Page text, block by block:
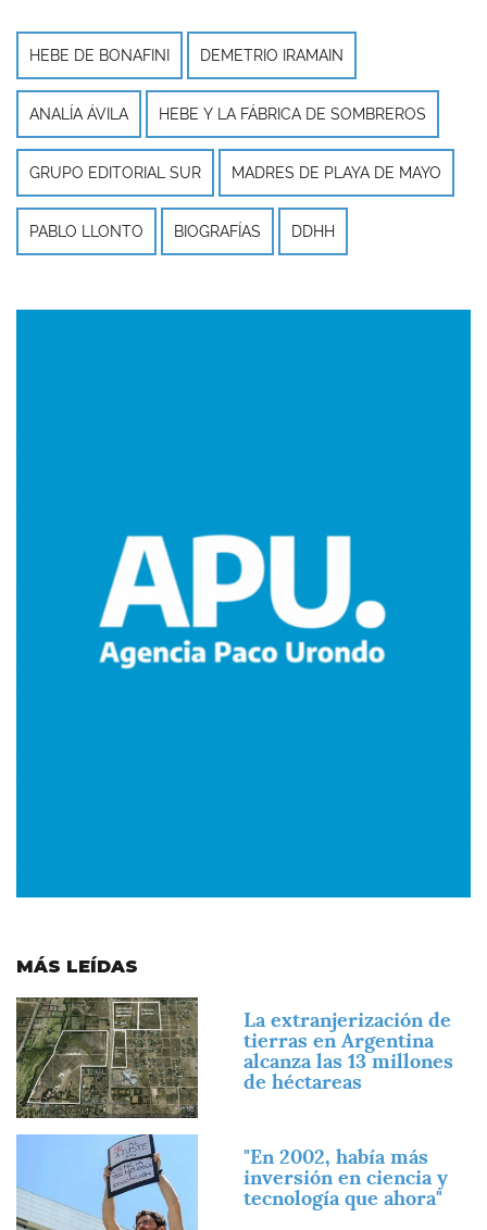
HEBE DE BONAFINI DEMETRIO IRAMAIN
ANALÍA ÁVILA HEBE Y LA FÁBRICA DE SOMBREROS
GRUPO EDITORIAL SUR MADRES DE PLAYA DE MAYO
PABLO LLONTO BIOGRAFÍAS DDHH
MÁS LEÍDAS
Imagen
La extranjerización de
tierras en Argentina
alcanza las 13 millones
de héctareas
"En 2002, había más
inversión en ciencia y
tecnología que ahora"